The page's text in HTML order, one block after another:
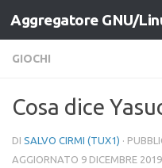
Salta al contenuto
Aggregatore GNU/
GIOCHI
Cosa dice
DI SALVO CIRMI (TUX1) ·
AGGIORNATO 9 DICEMBRE 2019